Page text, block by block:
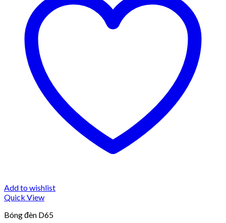
Add to wishlist
Quick View
Bóng đèn D65